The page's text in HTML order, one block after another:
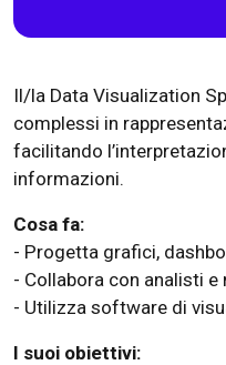
Il/la Data Visualization
complessi in
facilitando
informazioni.
Cosa fa:
- Progetta grafici,
- Collabora con analisti e
- Utilizza software di
I suoi obiettivi: